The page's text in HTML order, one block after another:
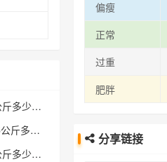
身高161cm体重41公斤多少标准
身高175cm体重66.5公斤多少标准
身高174cm体重66公斤多少标准
偏瘦
正常
过重
肥胖
分享链接